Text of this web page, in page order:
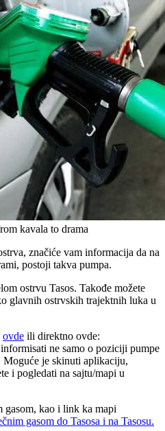
kavala to drama
značiće vam informacija da na
postoji takva pumpa.
ostrvu Tasos. Takođe možete
glavnih ostrvskih trajektnih luka u
ovde ili direktno ovde:
ne samo o poziciji pumpe
Moguće je skinuti aplikaciju,
i pogledati na sajtu/mapi u
gasom, kao i link ka mapi
gasom do Tasosa i na Tasosu.